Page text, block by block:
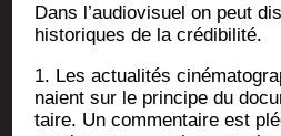
Dans l’audiovisuel on peut
his­to­riques de la crédibilité.
1. Les actua­li­tés
naient sur le prin­cipe du
taire. Un com­men­taire est